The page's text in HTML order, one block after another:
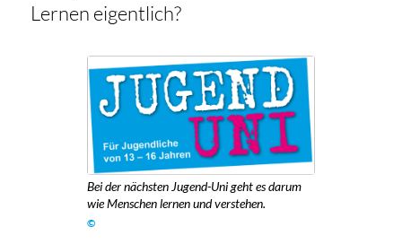
Lernen eigentlich?
Bei der nächsten Jugend-Uni geht es darum
wie Menschen lernen und verstehen.
©